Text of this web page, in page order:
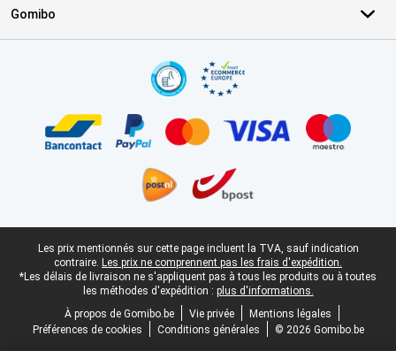
Gomibo
Pied-de-page légal
Les prix mentionnés sur cette page incluent la TVA, sauf indication
contraire. Les prix ne comprennent pas les frais d'expédition.
*Les délais de livraison ne s'appliquent pas à tous les produits ou à toutes
les méthodes d'expédition : plus d'informations.
À propos de Gomibo.be
Vie privée
Mentions légales
Préférences de cookies
Conditions générales © 2026 Gomibo.be